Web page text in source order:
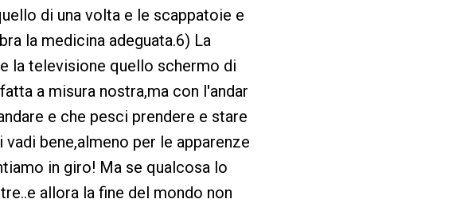
di una volta e le scappatoie e
la medicina adeguata.6) La
la televisione quello schermo di
a misura nostra,ma con l'andar
e che pesci prendere e stare
bene,almeno per le apparenze
in giro! Ma se qualcosa lo
allora la fine del mondo non